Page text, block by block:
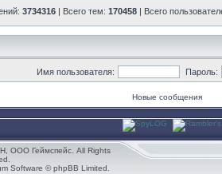
3734316 | Всего тем: 170458 | Всего
Имя пользователя: Пароль:
Новые сообщения
ООО Геймспейс. All Rights
Software © phpBB Limited.